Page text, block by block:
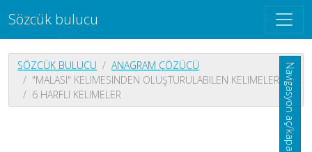
Sözcük bulucu
Navigasyon aç/kapa
SÖZCÜK BULUCU
ANAGRAM ÇÖZÜCÜ
"MALASI" KELIMESINDEN OLUŞTURULABILEN KELIMELER
6 HARFLI KELIMELER